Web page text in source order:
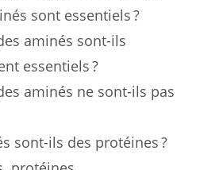
sont essentiels ?
aminés sont-ils
essentiels ?
aminés ne sont-ils pas
sont-ils des protéines ?